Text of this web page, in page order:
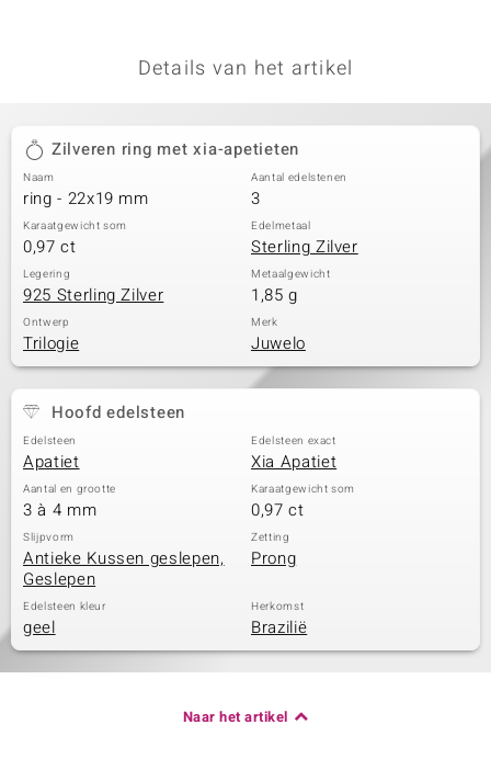
Details van het artikel
Zilveren ring met xia-apetieten
Naam
ring - 22x19 mm
Aantal edelstenen
3
Karaatgewicht som
0,97 ct
Edelmetaal
Sterling Zilver
Legering
925 Sterling Zilver
Metaalgewicht
1,85 g
Ontwerp
Trilogie
Merk
Juwelo
Hoofd edelsteen
Edelsteen
Apatiet
Edelsteen exact
Xia Apatiet
Aantal en grootte
3 à 4 mm
Karaatgewicht som
0,97 ct
Slijpvorm
Antieke Kussen geslepen,
Geslepen
Zetting
Prong
Edelsteen kleur
geel
Herkomst
Brazilië
Naar het artikel